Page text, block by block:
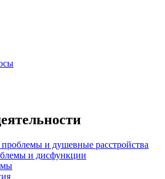
проблемы и душевные расстройства
и дисфункции